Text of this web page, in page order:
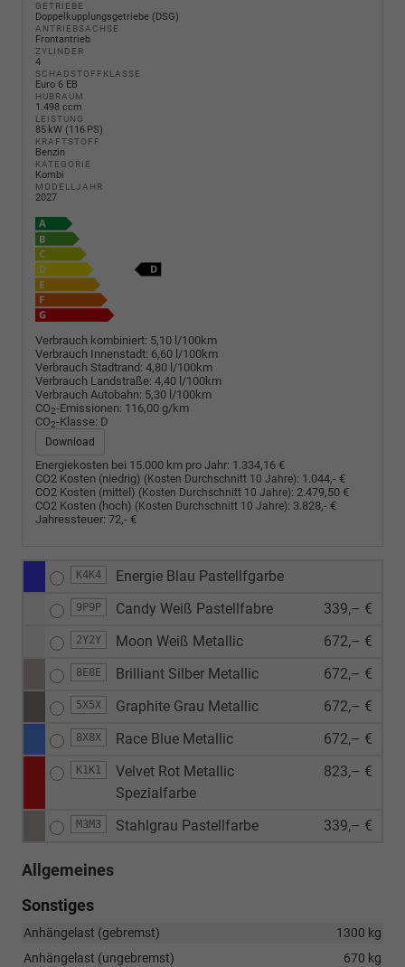
GETRIEBE
Doppelkupplungsgetriebe (DSG)
ANTRIEBSACHSE
Frontantrieb
ZYLINDER
4
SCHADSTOFFKLASSE
Euro 6 EB
HUBRAUM
1.498 ccm
LEISTUNG
85 kW (116 PS)
KRAFTSTOFF
Benzin
KATEGORIE
Kombi
MODELLJAHR
2027
Verbrauch kombiniert: 5,10 l/100km
Verbrauch Innenstadt: 6,60 l/100km
Verbrauch Stadtrand: 4,80 l/100km
Verbrauch Landstraße: 4,40 l/100km
Verbrauch Autobahn: 5,30 l/100km
CO2-Emissionen: 116,00 g/km
CO2-Klasse: D
Download
Energiekosten bei 15.000 km pro Jahr: 1.334,16 €
CO2 Kosten (niedrig) (Kosten Durchschnitt 10 Jahre): 1.044,- €
CO2 Kosten (mittel) (Kosten Durchschnitt 10 Jahre): 2.479,50 €
CO2 Kosten (hoch) (Kosten Durchschnitt 10 Jahre): 3.828,- €
Jahressteuer: 72,- €
K4K4 Energie Blau Pastellfgarbe
9P9P Candy Weiß Pastellfabre 339,– €
2Y2Y Moon Weiß Metallic 672,– €
8E8E Brilliant Silber Metallic 672,– €
5X5X Graphite Grau Metallic 672,– €
8X8X Race Blue Metallic 672,– €
K1K1
Velvet Rot Metallic
Spezialfarbe
823,– €
M3M3 Stahlgrau Pastellfarbe 339,– €
Allgemeines
Sonstiges
Anhängelast (gebremst)
1300 kg
Anhängelast (ungebremst)
670 kg